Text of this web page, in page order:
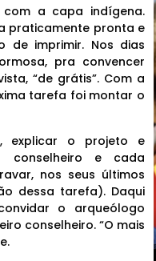
com a capa indígena.
praticamente pronta e
imprimir. Nos dias
pra convencer
“de grátis”. Com a
tarefa foi montar o
explicar o projeto e
conselheiro e cada
nos seus últimos
dessa tarefa). Daqui
o arqueólogo
conselheiro. “O mais